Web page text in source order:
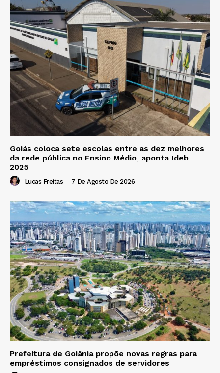
Goiás coloca sete escolas entre as dez melhores
da rede pública no Ensino Médio, aponta Ideb
2025
Lucas Freitas - 7 De Agosto De 2026
Prefeitura de Goiânia propõe novas regras para
empréstimos consignados de servidores